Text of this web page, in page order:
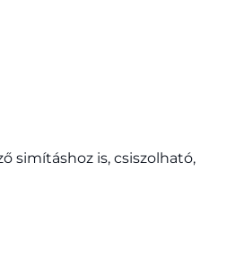
simításhoz is, csiszolható,